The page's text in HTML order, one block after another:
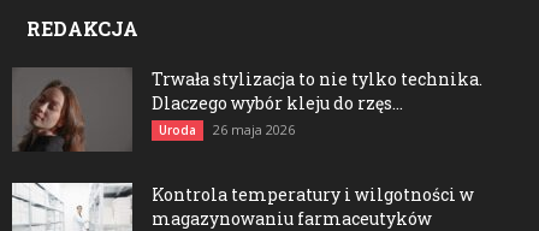
REDAKCJA
Trwała stylizacja to nie tylko technika.
Dlaczego wybór kleju do rzęs...
Uroda 26 maja 2026
Kontrola temperatury i wilgotności w
magazynowaniu farmaceutyków